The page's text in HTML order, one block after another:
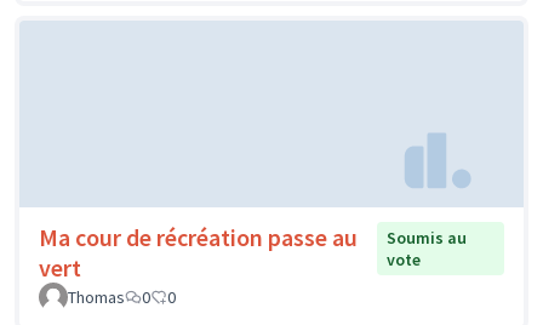
Ma cour de récréation passe au
vert
Soumis au
vote
Thomas
0 0